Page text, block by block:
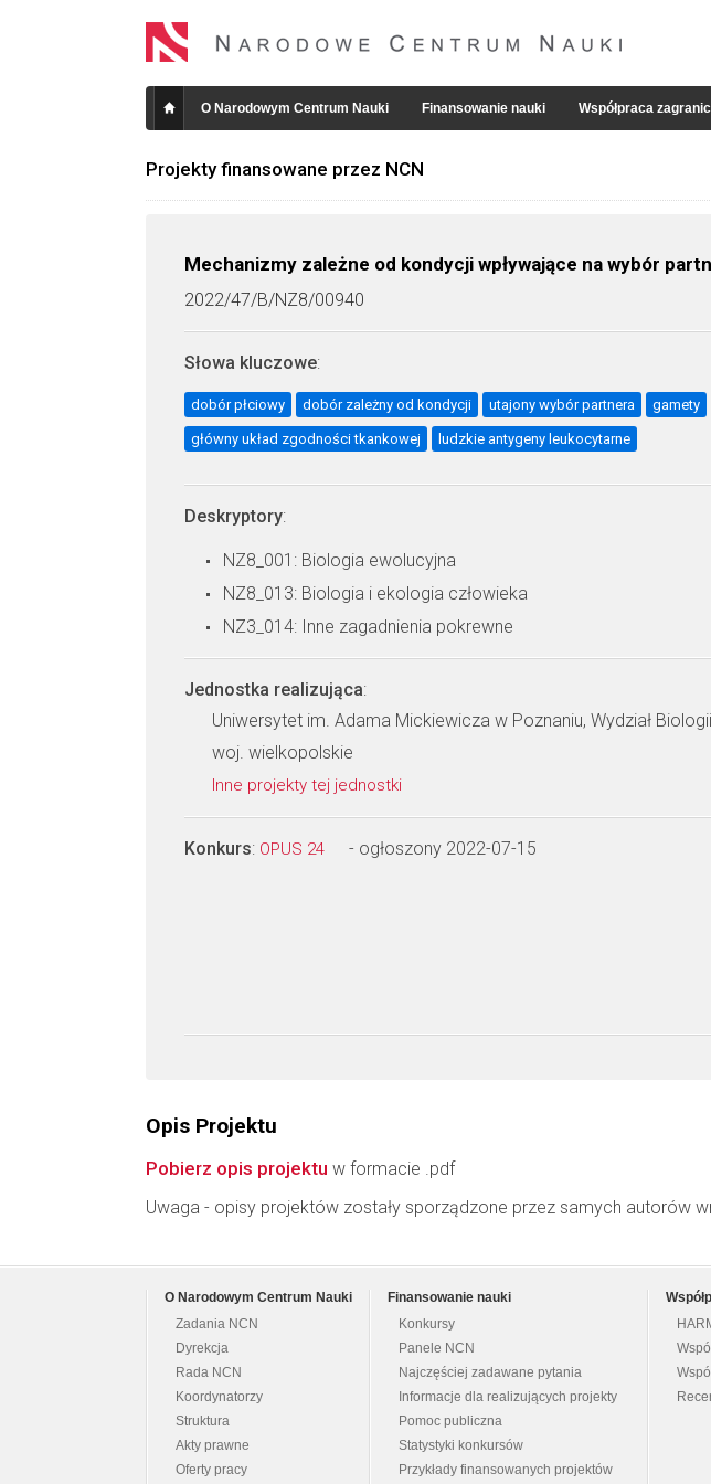
O Narodowym Centrum Nauki Finansowanie nauki Współpraca
Projekty finansowane przez NCN
Mechanizmy zależne od kondycji wpływające na wybór
2022/47/B/NZ8/00940
Słowa kluczowe:
dobór płciowy dobór zależny od kondycji utajony wybór partnera gamety
główny układ zgodności tkankowej ludzkie antygeny leukocytarne
Deskryptory:
NZ8_001: Biologia ewolucyjna
NZ8_013: Biologia i ekologia człowieka
NZ3_014: Inne zagadnienia pokrewne
Jednostka realizująca:
Uniwersytet im. Adama Mickiewicza w Poznaniu, Wydział Biologii
woj. wielkopolskie
Inne projekty tej jednostki
Konkurs: OPUS 24 - ogłoszony 2022-07-15
Opis Projektu
Pobierz opis projektu w formacie .pdf
Uwaga - opisy projektów zostały sporządzone przez samych autorów
O Narodowym Centrum Nauki
Zadania NCN
Dyrekcja
Rada NCN
Koordynatorzy
Struktura
Akty prawne
Oferty pracy
Finansowanie nauki
Konkursy
Panele NCN
Najczęściej zadawane pytania
Informacje dla realizujących projekty
Pomoc publiczna
Statystyki konkursów
Przykłady finansowanych projektów